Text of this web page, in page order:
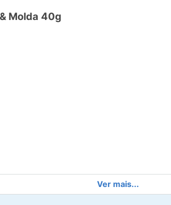
Molda 40g
Ver mais...